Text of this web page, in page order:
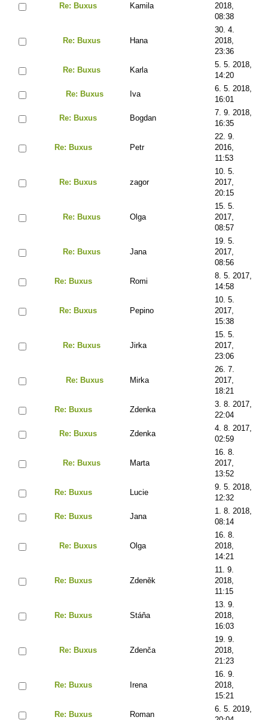
Re: Buxus Kamila
2018,
08:38
Re: Buxus Hana
30. 4.
2018,
23:36
Re: Buxus Karla
5. 5. 2018,
14:20
Re: Buxus Iva
6. 5. 2018,
16:01
Re: Buxus Bogdan
7. 9. 2018,
16:35
Re: Buxus Petr
22. 9.
2016,
11:53
Re: Buxus zagor
10. 5.
2017,
20:15
Re: Buxus Olga
15. 5.
2017,
08:57
Re: Buxus Jana
19. 5.
2017,
08:56
Re: Buxus Romi
8. 5. 2017,
14:58
Re: Buxus Pepino
10. 5.
2017,
15:38
Re: Buxus Jirka
15. 5.
2017,
23:06
Re: Buxus Mirka
26. 7.
2017,
18:21
Re: Buxus Zdenka
3. 8. 2017,
22:04
Re: Buxus Zdenka
4. 8. 2017,
02:59
Re: Buxus Marta
16. 8.
2017,
13:52
Re: Buxus Lucie
9. 5. 2018,
12:32
Re: Buxus Jana
1. 8. 2018,
08:14
Re: Buxus Olga
16. 8.
2018,
14:21
Re: Buxus Zdeněk
11. 9.
2018,
11:15
Re: Buxus Stáňa
13. 9.
2018,
16:03
Re: Buxus Zdenča
19. 9.
2018,
21:23
Re: Buxus Irena
16. 9.
2018,
15:21
Re: Buxus Roman
6. 5. 2019,